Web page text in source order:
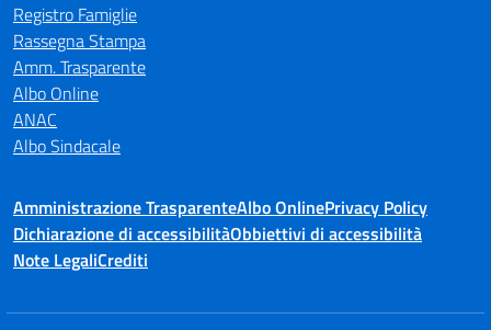
Registro Famiglie
Rassegna Stampa
Amm. Trasparente
Albo Online
ANAC
Albo Sindacale
Amministrazione TrasparenteAlbo OnlinePrivacy Policy
Dichiarazione di accessibilitàObbiettivi di accessibilità
Note LegaliCrediti